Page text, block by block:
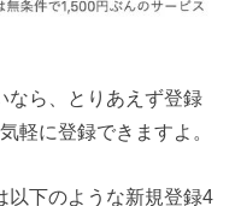
なら、とりあえず登録
軽に登録できますよ。
以下のような新規登録4